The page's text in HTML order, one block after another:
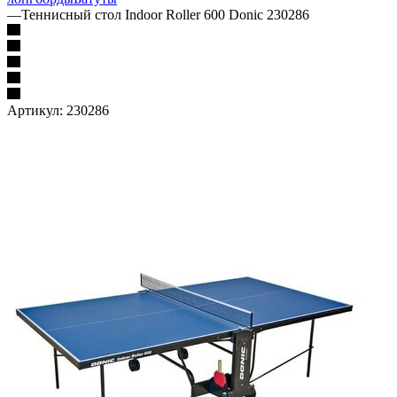
—Теннисный стол Indoor Roller 600 Donic 230286
Артикул: 230286